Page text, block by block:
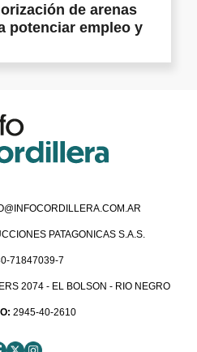
de arenas
potenciar empleo y
PATAGONICAS S.A.S.
71847039-7
2074 - EL BOLSON - RIO NEGRO
2945-40-2610